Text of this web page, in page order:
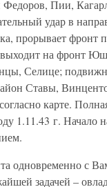
Федоров, Пии,
удар в
прорывает фронт
выходит на фронт
Селице;
Ставы,
карте.
1.11.43 г. Начало
одновременно с
задачей –